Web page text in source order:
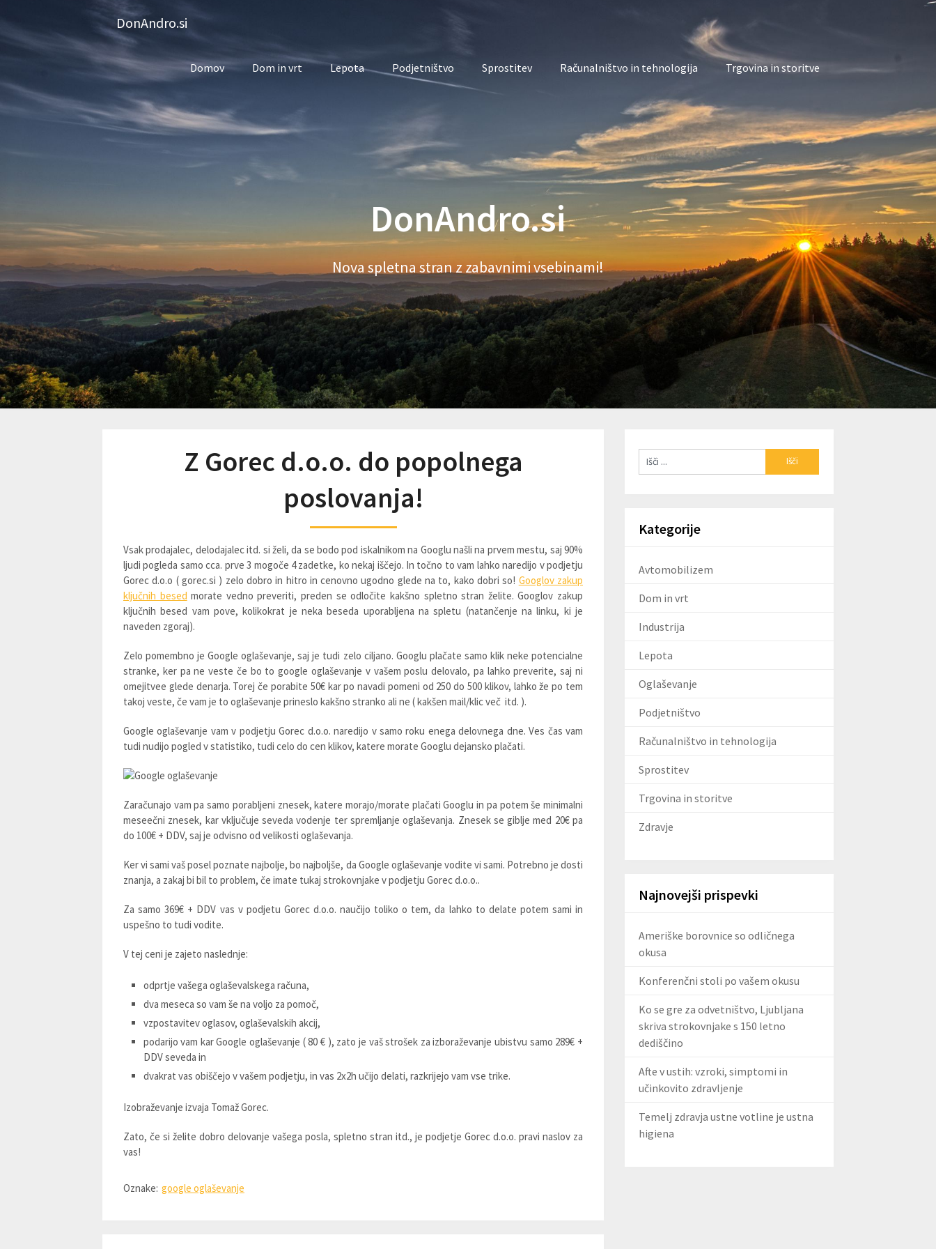
DonAndro.si
Domov Dom in vrt Lepota Podjetništvo Sprostitev Računalništvo in tehnologija Trgovina in storitve
DonAndro.si
Nova spletna stran z zabavnimi vsebinami!
Z Gorec d.o.o. do popolnega
poslovanja!
Vsak prodajalec, delodajalec itd. si želi, da se bodo pod iskalnikom na Googlu našli na prvem mestu, saj 90%
ljudi pogleda samo cca. prve 3 mogoče 4 zadetke, ko nekaj iščejo. In točno to vam lahko naredijo v podjetju
Gorec d.o.o ( gorec.si ) zelo dobro in hitro in cenovno ugodno glede na to, kako dobri so! Googlov zakup
ključnih besed morate vedno preveriti, preden se odločite kakšno spletno stran želite. Googlov zakup
ključnih besed vam pove, kolikokrat je neka beseda uporabljena na spletu (natančenje na linku, ki je
naveden zgoraj).
Zelo pomembno je Google oglaševanje, saj je tudi zelo ciljano. Googlu plačate samo klik neke potencialne
stranke, ker pa ne veste če bo to google oglaševanje v vašem poslu delovalo, pa lahko preverite, saj ni
omejitvee glede denarja. Torej če porabite 50€ kar po navadi pomeni od 250 do 500 klikov, lahko že po tem
takoj veste, če vam je to oglaševanje prineslo kakšno stranko ali ne ( kakšen mail/klic več itd. ).
Google oglaševanje vam v podjetju Gorec d.o.o. naredijo v samo roku enega delovnega dne. Ves čas vam
tudi nudijo pogled v statistiko, tudi celo do cen klikov, katere morate Googlu dejansko plačati.
Zaračunajo vam pa samo porabljeni znesek, katere morajo/morate plačati Googlu in pa potem še minimalni
meseečni znesek, kar vključuje seveda vodenje ter spremljanje oglaševanja. Znesek se giblje med 20€ pa
do 100€ + DDV, saj je odvisno od velikosti oglaševanja.
Ker vi sami vaš posel poznate najbolje, bo najboljše, da Google oglaševanje vodite vi sami. Potrebno je dosti
znanja, a zakaj bi bil to problem, če imate tukaj strokovnjake v podjetju Gorec d.o.o..
Za samo 369€ + DDV vas v podjetu Gorec d.o.o. naučijo toliko o tem, da lahko to delate potem sami in
uspešno to tudi vodite.
V tej ceni je zajeto naslednje:
odprtje vašega oglaševalskega računa,
dva meseca so vam še na voljo za pomoč,
vzpostavitev oglasov, oglaševalskih akcij,
podarijo vam kar Google oglaševanje ( 80 € ), zato je vaš strošek za izboraževanje ubistvu samo 289€ +
DDV seveda in
dvakrat vas obiščejo v vašem podjetju, in vas 2x2h učijo delati, razkrijejo vam vse trike.
Izobraževanje izvaja Tomaž Gorec.
Zato, če si želite dobro delovanje vašega posla, spletno stran itd., je podjetje Gorec d.o.o. pravi naslov za
vas!
Oznake: google oglaševanje
Kategorije
Avtomobilizem
Dom in vrt
Industrija
Lepota
Oglaševanje
Podjetništvo
Računalništvo in tehnologija
Sprostitev
Trgovina in storitve
Zdravje
Najnovejši prispevki
Ameriške borovnice so odličnega
okusa
Konferenčni stoli po vašem okusu
Ko se gre za odvetništvo, Ljubljana
skriva strokovnjake s 150 letno
dediščino
Afte v ustih: vzroki, simptomi in
učinkovito zdravljenje
Temelj zdravja ustne votline je ustna
higiena